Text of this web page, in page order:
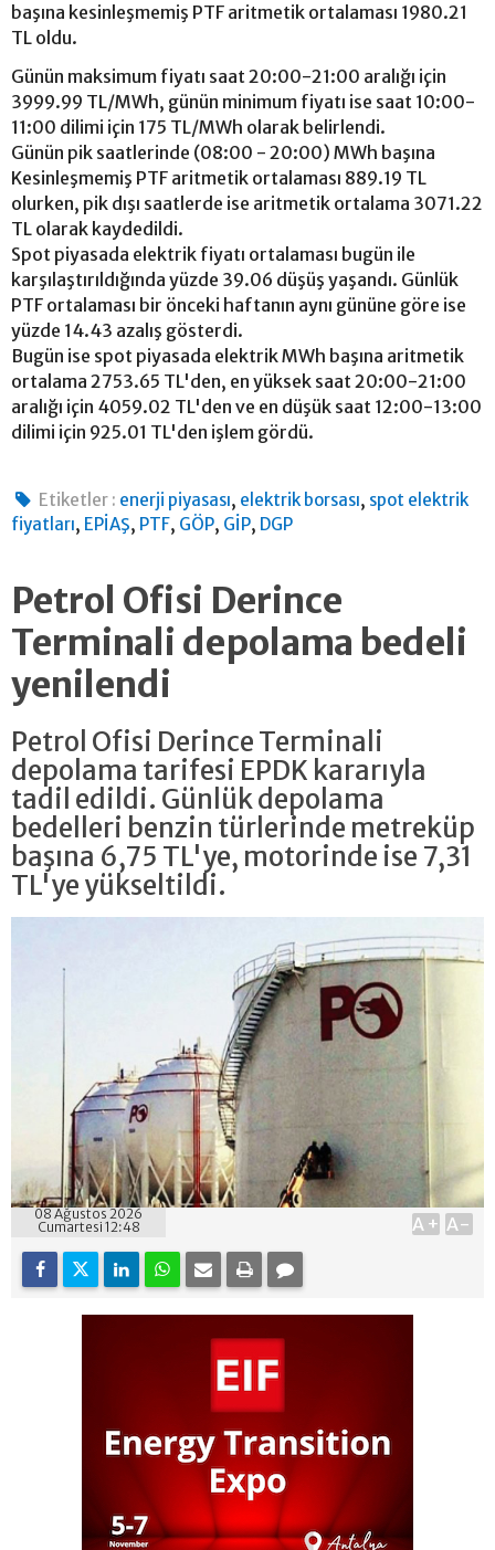
başına kesinleşmemiş PTF aritmetik ortalaması 1980.21
TL oldu.
Günün maksimum fiyatı saat 20:00-21:00 aralığı için
3999.99 TL/MWh, günün minimum fiyatı ise saat 10:00-
11:00 dilimi için 175 TL/MWh olarak belirlendi.
Günün pik saatlerinde (08:00 - 20:00) MWh başına
Kesinleşmemiş PTF aritmetik ortalaması 889.19 TL
olurken, pik dışı saatlerde ise aritmetik ortalama 3071.22
TL olarak kaydedildi.
Spot piyasada elektrik fiyatı ortalaması bugün ile
karşılaştırıldığında yüzde 39.06 düşüş yaşandı. Günlük
PTF ortalaması bir önceki haftanın aynı gününe göre ise
yüzde 14.43 azalış gösterdi.
Bugün ise spot piyasada elektrik MWh başına aritmetik
ortalama 2753.65 TL'den, en yüksek saat 20:00-21:00
aralığı için 4059.02 TL'den ve en düşük saat 12:00-13:00
dilimi için 925.01 TL'den işlem gördü.
Etiketler : enerji piyasası, elektrik borsası, spot elektrik
fiyatları, EPİAŞ, PTF, GÖP, GİP, DGP
Petrol Ofisi Derince
Terminali depolama bedeli
yenilendi
Petrol Ofisi Derince Terminali
depolama tarifesi EPDK kararıyla
tadil edildi. Günlük depolama
bedelleri benzin türlerinde metreküp
başına 6,75 TL'ye, motorinde ise 7,31
TL'ye yükseltildi.
08 Ağustos 2026
Cumartesi 12:48
A+ A-